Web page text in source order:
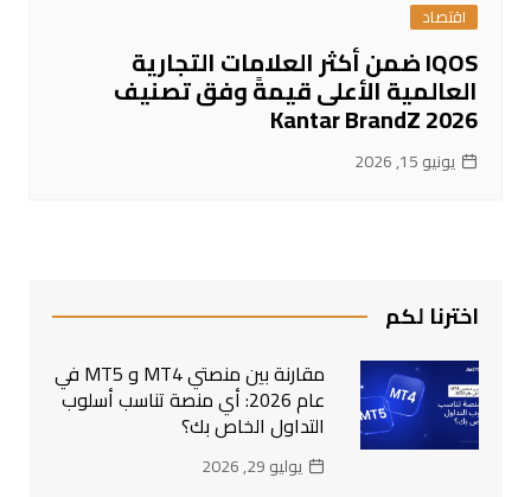
اقتصاد
IQOS ضمن أكثر العلامات التجارية
العالمية الأعلى قيمةً وفق تصنيف
Kantar BrandZ 2026
يونيو 15, 2026
اخترنا لكم
مقارنة بين منصتي MT4 و MT5 في
عام 2026: أي منصة تناسب أسلوب
التداول الخاص بك؟
يوليو 29, 2026